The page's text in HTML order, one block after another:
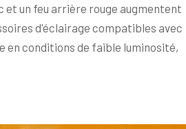
un feu arrière rouge augmentent
d'éclairage compatibles avec
en conditions de faible luminosité,